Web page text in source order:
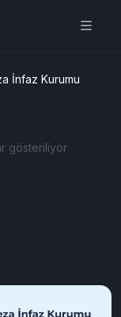
İnfaz Kurumu
gösteriliyor